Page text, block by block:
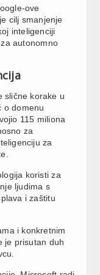
ove
cilj smanjenje
inteligenciji
autonomno
slične korake u
o domenu
115 miliona
za
za
koristi za
ljudima s
i zaštitu
i konkretnim
je prisutan duh